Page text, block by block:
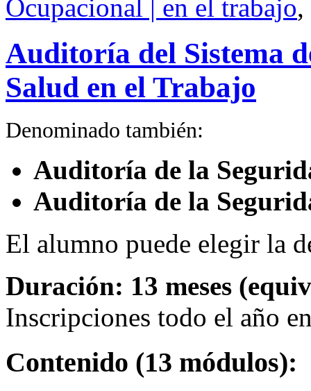
Ocupacional | en el trabajo,
Auditoría del Sistema
Salud en el Trabajo
Denominado también:
Auditoría de la
Auditoría de la
El alumno puede elegir la
Duración: 13 meses
Inscripciones todo el año
Contenido (13 módulos):